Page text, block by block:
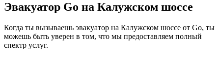
Эвакуатор Go на Калужском шоссе
Когда ты вызываешь эвакуатор на Калужском шоссе от Go, ты
можешь быть уверен в том, что мы предоставляем полный
спектр услуг.